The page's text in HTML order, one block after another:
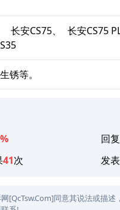
长安CS75、 长安CS75
锈等。
回
41次 发
[QcTsw.Com]同意其说法或描